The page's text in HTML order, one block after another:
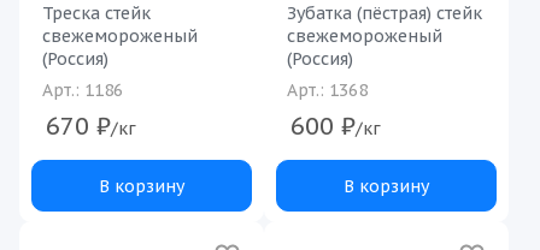
Треска стейк
свежемороженый
(Россия)
Арт.: 1186
670 ₽/кг
В корзину
Зубатка (пёстрая) стейк
свежемороженый
(Россия)
Арт.: 1368
600 ₽/кг
В корзину